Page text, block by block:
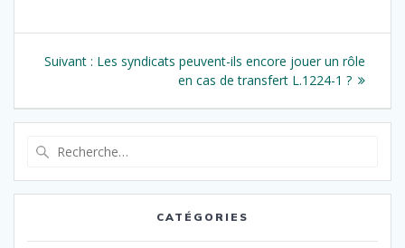
Navigation
l’article
Suivant : Article
Les syndicats peuvent-ils encore jouer un rôle
en cas de transfert L.1224-1 ?
:
CATÉGORIES